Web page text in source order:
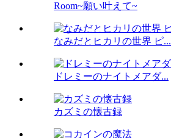
Room~願い叶えて~
なみだとヒカリの世界 ピ...
ドレミーのナイトメアダ...
カズミの懐古録